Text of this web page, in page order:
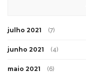
julho 2021 (7)
junho 2021 (4)
maio 2021 (6)